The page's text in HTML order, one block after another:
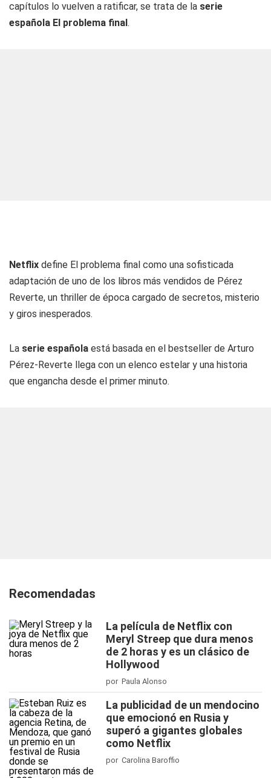
capítulos lo vuelven a ratificar, se trata de la serie
española El problema final.
Netflix define El problema final como una sofisticada
adaptación de uno de los libros más vendidos de Pérez
Reverte, un thriller de época cargado de secretos, misterio
y giros inesperados.
La serie española está basada en el bestseller de Arturo
Pérez-Reverte llega con un elenco estelar y una historia
que engancha desde el primer minuto.
Recomendadas
La película de Netflix con
Meryl Streep que dura menos
de 2 horas y es un clásico de
Hollywood
por Paula Alonso
La publicidad de un mendocino
que emocionó en Rusia y
superó a gigantes globales
como Netflix
por Carolina Baroffio